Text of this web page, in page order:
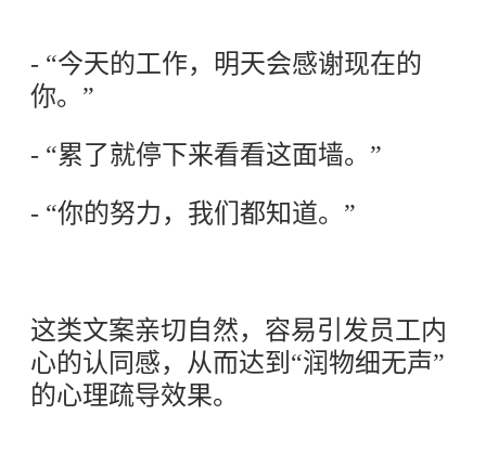
- “今天的工作，明天会感谢现在的
你。”
- “累了就停下来看看这面墙。”
- “你的努力，我们都知道。”
这类文案亲切自然，容易引发员工内
心的认同感，从而达到“润物细无声”
的心理疏导效果。